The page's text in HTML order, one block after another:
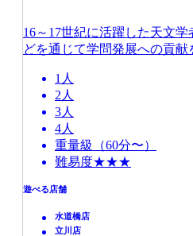
16～17世紀に活躍した天文
どを通じて学問発展への貢献
1人
2人
3人
4人
重量級（60分〜）
難易度★★★
遊べる店舗
水道橋店
立川店